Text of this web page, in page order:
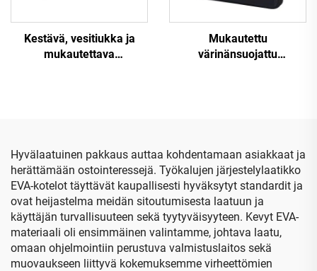
Kestävä, vesitiukka ja
mukautettava
Mukautettu
värinänsuojattu
Hyvälaatuinen pakkaus auttaa kohdentamaan asiakkaat ja
herättämään ostointeressejä. Työkalujen järjestelylaatikko
EVA-kotelot täyttävät kaupallisesti hyväksytyt standardit ja
ovat heijastelma meidän sitoutumisesta laatuun ja
käyttäjän turvallisuuteen sekä tyytyväisyyteen. Kevyt EVA-
materiaali oli ensimmäinen valintamme, johtava laatu,
omaan ohjelmointiin perustuva valmistuslaitos sekä
muovaukseen liittyvä kokemuksemme virheettömien